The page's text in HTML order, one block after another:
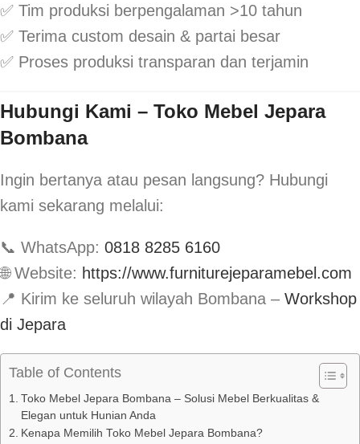
✅ Tim produksi berpengalaman >10 tahun
✅ Terima custom desain & partai besar
✅ Proses produksi transparan dan terjamin
Hubungi Kami – Toko Mebel Jepara
Bombana
Ingin bertanya atau pesan langsung? Hubungi
kami sekarang melalui:
📞 WhatsApp: 0818 8285 6160
🌐 Website: https://www.furniturejeparamebel.com
📍 Kirim ke seluruh wilayah Bombana – Workshop
di Jepara
Table of Contents
Toko Mebel Jepara Bombana – Solusi Mebel Berkualitas &
Elegan untuk Hunian Anda
Kenapa Memilih Toko Mebel Jepara Bombana?